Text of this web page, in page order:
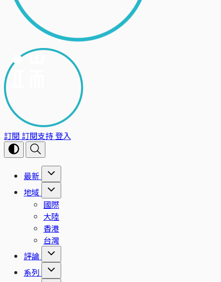
訂閱 訂閱支持登入
最新
地域
國際
大陸
香港
台灣
評論
系列